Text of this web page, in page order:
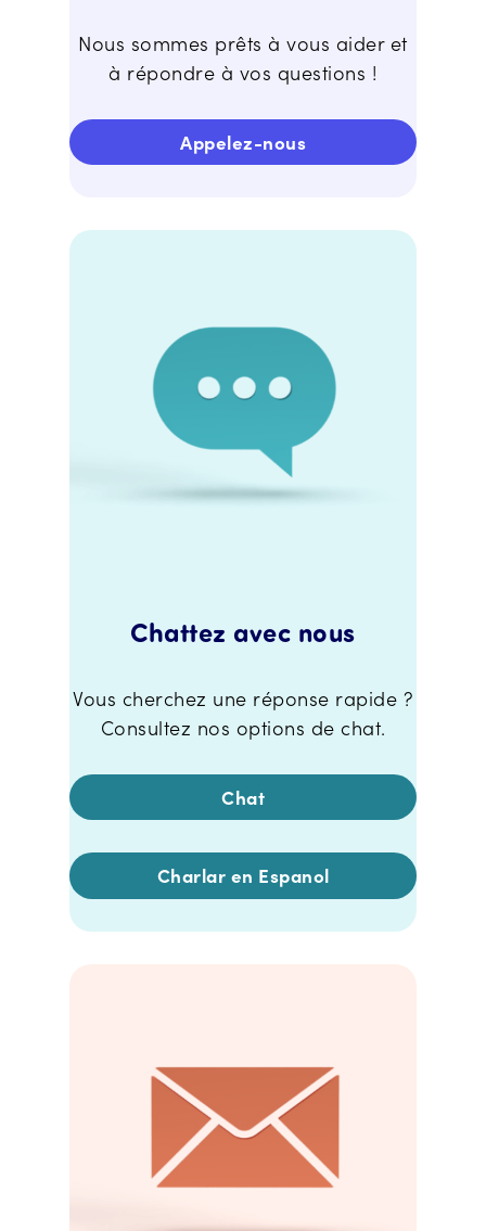
Nous sommes prêts à vous aider et
à répondre à vos questions !
Appelez-nous
Chattez avec nous
Vous cherchez une réponse rapide ?
Consultez nos options de chat.
Chat
Charlar en Espanol